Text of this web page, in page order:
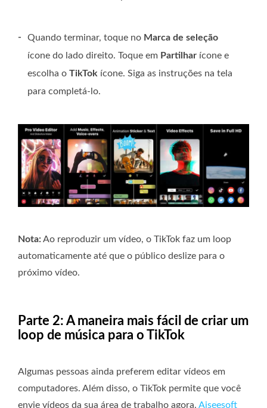
- Quando terminar, toque no Marca de seleção
ícone do lado direito. Toque em Partilhar ícone e
escolha o TikTok ícone. Siga as instruções na tela
para completá-lo.
Nota:Ao reproduzir um vídeo, o TikTok faz um loop
automaticamente até que o público deslize para o
próximo vídeo.
Parte 2: A maneira mais fácil de criar um
loop de música para o TikTok
Algumas pessoas ainda preferem editar vídeos em
computadores. Além disso, o TikTok permite que você
envie vídeos da sua área de trabalho agora. Aiseesoft